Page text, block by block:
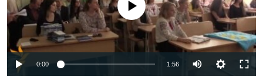
Русский
Українською
QOŞULIÑIZ!
No media source currently available
0:00 1:56